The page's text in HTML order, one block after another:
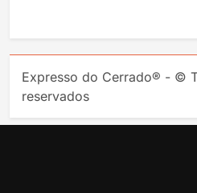
Expresso do Cerrado® - ©
reservados